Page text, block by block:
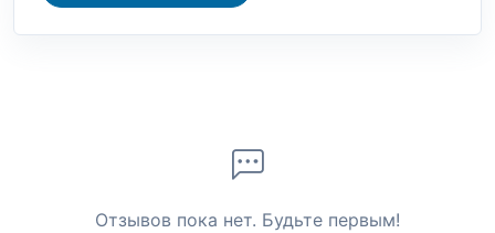
Отзывов пока нет. Будьте первым!